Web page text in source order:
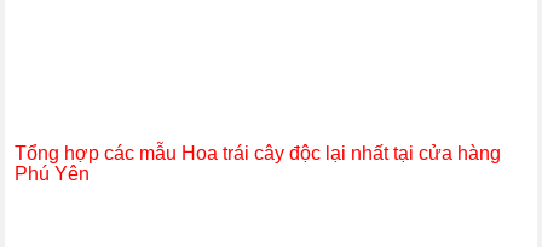
Tổng hợp các mẫu Hoa trái cây độc lại nhất tại cửa hàng
Phú Yên